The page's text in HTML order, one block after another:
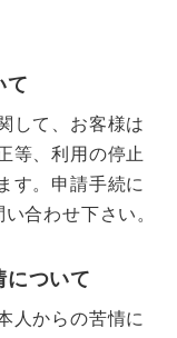
て
して、お客様は
等、利用の停止
す。申請手続に
合わせ下さい。
について
人からの苦情に